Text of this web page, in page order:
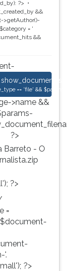
?>
&&
>getAuthor()-
= '
&&
Lima Barreto - O
== 'file' &&
>name &&
?>
Barreto - O
?>
=
'.
?>